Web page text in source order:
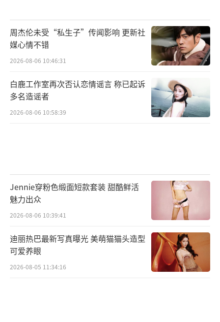
周杰伦未受“私生子”传闻影响 更新社
媒心情不错
2026-08-06 10:46:31
白鹿工作室再次否认恋情谣言 称已起诉
多名造谣者
2026-08-06 10:58:39
Jennie穿粉色缎面短款套装 甜酷鲜活
魅力出众
2026-08-06 10:39:41
迪丽热巴最新写真曝光 美萌猫猫头造型
可爱养眼
2026-08-05 11:34:16